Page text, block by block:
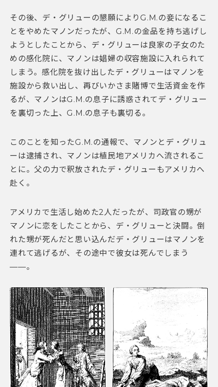
その後、デ・グリューの懇願によりG.M.の妾になるこ
とをやめたマノンだったが、G.M.の金品を持ち逃げし
ようとしたことから、デ・グリューは良家の子女のた
めの感化院に、マノンは娼婦の収容施設に入れられて
しまう。感化院を抜け出したデ・グリューはマノンを
施設から救い出し、再びいかさま賭博で生活資金を作
るが、マノンはG.M.の息子に誘惑されてデ・グリュー
を裏切った上、G.M.の息子も裏切る。
このことを知ったG.M.の通報で、マノンとデ・グリュ
ーは逮捕され、マノンは植民地アメリカへ流されるこ
とに。父の力で釈放されたデ・グリューもアメリカへ
赴く。
アメリカで生活し始めた2人だったが、司政官の甥が
マノンに恋をしたことから、デ・グリューと決闘。倒
れた甥が死んだと思い込んだデ・グリューはマノンを
連れて逃げるが、その途中で彼女は死んでしまう
——。